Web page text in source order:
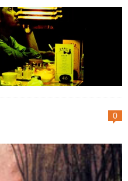
很好的说辞。可是，安慰的方向
与目标是什么？ 爱上一个永
远不属于自己的人，已经够无奈
与悲哀了，还偏要人家毫无怨言
的默默的继续奉献这种不平衡...
她说那么如果没女儿，你是不是
会与我离婚？ 他说会。也没
有考虑很久。 想起八年前
刚认识她。一双眼睛大而灵动。
人瘦。象只小兔子一样惹人怜
爱。去见她，常常带礼物，有时
面前。只为看她眼睛里那一瞬间
年轻。激情仿佛温泉，吐吐吐的
涌动。 可是后来，温泉先是
识得太早或太晚都是不行的。如
她，这个结局也许会不一样。
去2046的目的只有一个，那就
是找回失去的记忆。在2046那里
0